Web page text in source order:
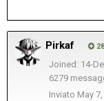
Pirkaf
Joined: 14-
6279
Inviato May